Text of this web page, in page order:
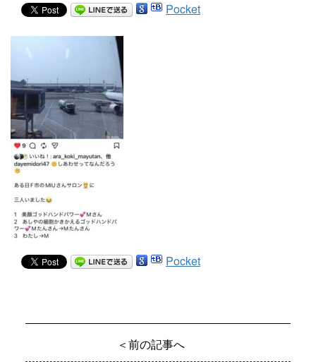
Pocket
Pocket
＜前の記事へ